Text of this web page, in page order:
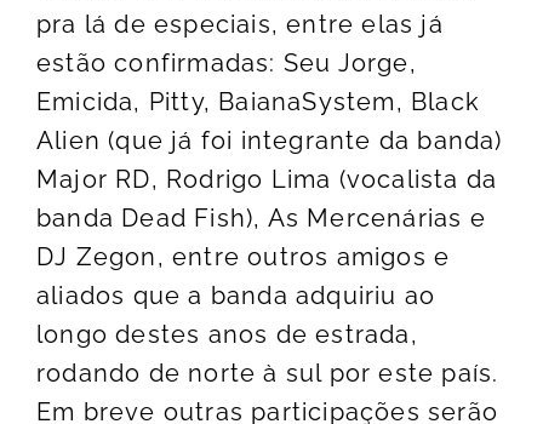
pra lá de especiais, entre elas já
estão confirmadas: Seu Jorge,
Emicida, Pitty, BaianaSystem, Black
Alien (que já foi integrante da banda)
Major RD, Rodrigo Lima (vocalista da
banda Dead Fish), As Mercenárias e
DJ Zegon, entre outros amigos e
aliados que a banda adquiriu ao
longo destes anos de estrada,
rodando de norte à sul por este país.
Em breve outras participações serão